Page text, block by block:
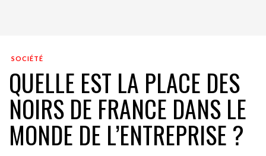
SOCIÉTÉ
QUELLE EST LA PLACE DES
NOIRS DE FRANCE DANS LE
MONDE DE L’ENTREPRISE ?